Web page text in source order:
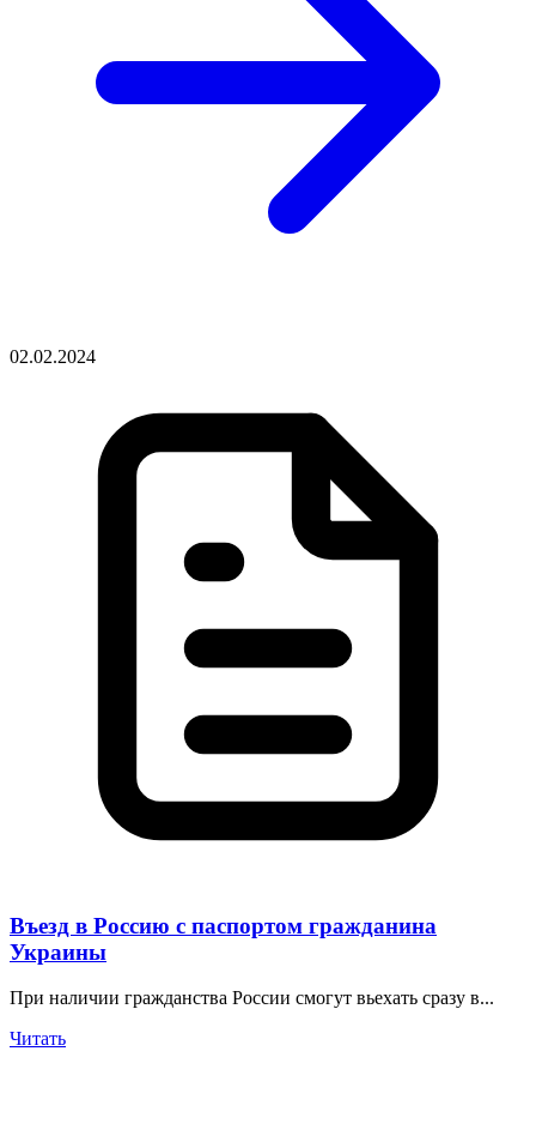
02.02.2024
Въезд в Россию с паспортом гражданина
Украины
При наличии гражданства России смогут вьехать сразу в...
Читать